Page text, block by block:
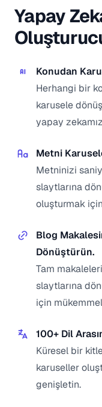
Yapay
Konudan
Herhangi bir
karusele
yapay
Metni
Metninizi
slaytlarına
oluşturmak
Blog
Dönüştürün.
Tam
slaytlarına
için
100+ Dil
Küresel bir
karuseller
genişletin.